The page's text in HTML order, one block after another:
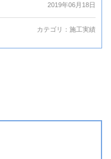
2019年06月18日
カテゴリ： 施工実績